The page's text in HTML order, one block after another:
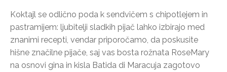
Koktajl se odlično poda k sendvičem s chipotlejem in
pastramijem: ljubitelji sladkih pijač lahko izbirajo med
znanimi recepti, vendar priporočamo, da poskusite
hišne značilne pijače, saj vas bosta rožnata RoseMary
na osnovi gina in kisla Batida di Maracuja zagotovo